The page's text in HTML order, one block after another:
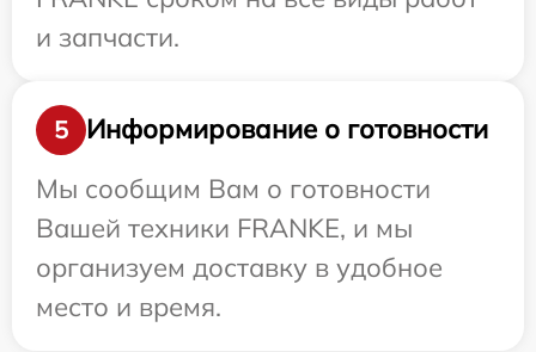
и запчасти.
5
Информирование о готовности
Мы сообщим Вам о готовности
Вашей техники FRANKE, и мы
организуем доставку в удобное
место и время.